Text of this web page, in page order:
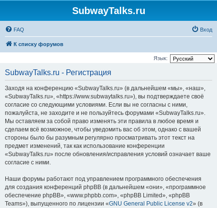
SubwayTalks.ru
FAQ Вход
К списку форумов
Язык:
SubwayTalks.ru - Регистрация
Заходя на конференцию «SubwayTalks.ru» (в дальнейшем «мы», «наш»,
«SubwayTalks.ru», «https://www.subwaytalks.ru»), вы подтверждаете своё
согласие со следующими условиями. Если вы не согласны с ними,
пожалуйста, не заходите и не пользуйтесь форумами «SubwayTalks.ru».
Мы оставляем за собой право изменять эти правила в любое время и
сделаем всё возможное, чтобы уведомить вас об этом, однако с вашей
стороны было бы разумным регулярно просматривать этот текст на
предмет изменений, так как использование конференции
«SubwayTalks.ru» после обновления/исправления условий означает ваше
согласие с ними.
Наши форумы работают под управлением программного обеспечения
для создания конференций phpBB (в дальнейшем «они», «программное
обеспечение phpBB», «www.phpbb.com», «phpBB Limited», «phpBB
Teams»), выпущенного по лицензии «GNU General Public License v2» (в